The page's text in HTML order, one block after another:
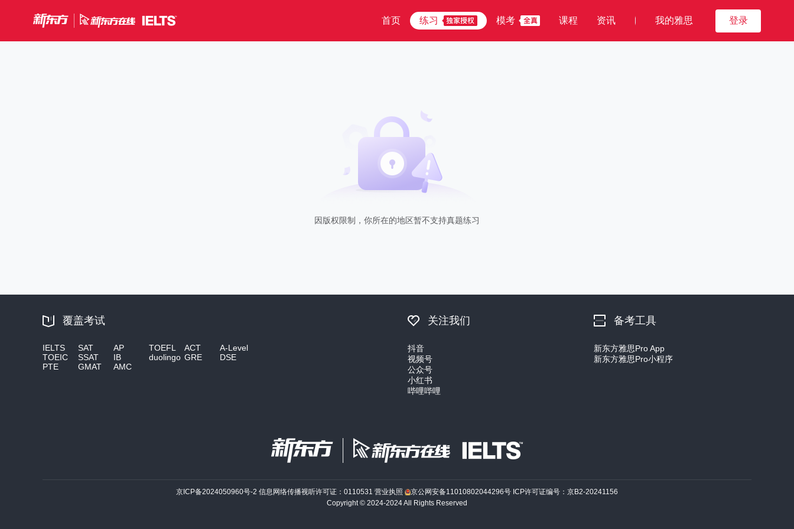
首页 练习 模考 课程 资讯 我的雅思 登录
因版权限制，你所在的地区暂不支持真题练习
覆盖考试
IELTS SAT AP TOEFL ACT
A-Level
TOEIC
SSAT IB duolingo GRE
DSE
PTE
GMAT AMC
关注我们
抖音
视频号
公众号
小红书
哔哩哔哩
备考工具
新东方雅思Pro App
新东方雅思Pro小程序
京ICP备2024050960号-2 信息网络传播视听许可证：0110531 营业执照 京公网安备11010802044296号 ICP许可证编号：京B2-20241156
Copyright © 2024-2024 All Rights Reserved